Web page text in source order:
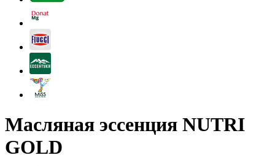
Масляная эссенция NUTRI
GOLD